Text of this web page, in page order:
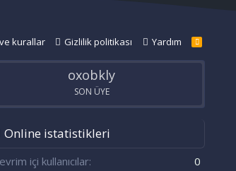
kurallar Gizlilik politikası Yardım
R
S
oxobkly
SON ÜYE
Online istatistikleri
içi kullanıcılar
0